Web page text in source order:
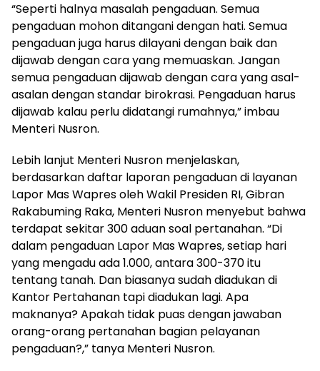
“Seperti halnya masalah pengaduan. Semua
pengaduan mohon ditangani dengan hati. Semua
pengaduan juga harus dilayani dengan baik dan
dijawab dengan cara yang memuaskan. Jangan
semua pengaduan dijawab dengan cara yang asal-
asalan dengan standar birokrasi. Pengaduan harus
dijawab kalau perlu didatangi rumahnya,” imbau
Menteri Nusron.
Lebih lanjut Menteri Nusron menjelaskan,
berdasarkan daftar laporan pengaduan di layanan
Lapor Mas Wapres oleh Wakil Presiden RI, Gibran
Rakabuming Raka, Menteri Nusron menyebut bahwa
terdapat sekitar 300 aduan soal pertanahan. “Di
dalam pengaduan Lapor Mas Wapres, setiap hari
yang mengadu ada 1.000, antara 300-370 itu
tentang tanah. Dan biasanya sudah diadukan di
Kantor Pertahanan tapi diadukan lagi. Apa
maknanya? Apakah tidak puas dengan jawaban
orang-orang pertanahan bagian pelayanan
pengaduan?,” tanya Menteri Nusron.